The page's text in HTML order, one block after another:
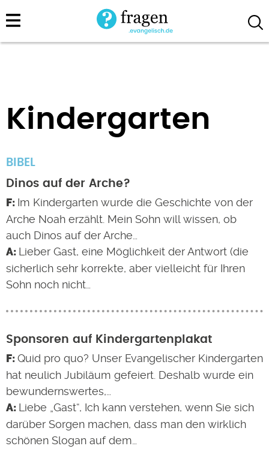
Direkt
zum
Kindergarten
BIBEL
Dinos auf der Arche?
Im Kindergarten wurde die Geschichte von der
Arche Noah erzählt. Mein Sohn will wissen, ob
auch Dinos auf der Arche…
Lieber Gast, eine Möglichkeit der Antwort (die
sicherlich sehr korrekte, aber vielleicht für Ihren
Sohn noch nicht…
Sponsoren auf Kindergartenplakat
Quid pro quo? Unser Evangelischer Kindergarten
hat neulich Jubiläum gefeiert. Deshalb wurde ein
bewundernswertes,…
Liebe „Gast“, Ich kann verstehen, wenn Sie sich
darüber Sorgen machen, dass man den wirklich
schönen Slogan auf dem…